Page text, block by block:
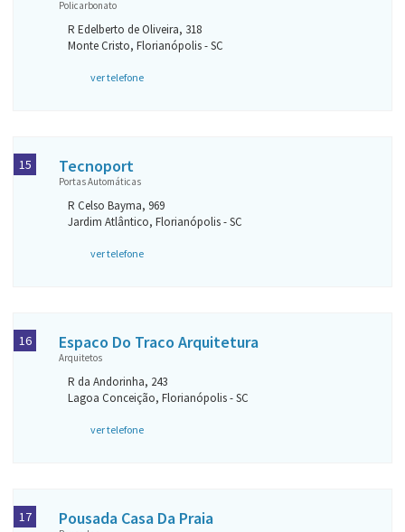
Policarbonato
R Edelberto de Oliveira, 318
Monte Cristo, Florianópolis - SC
ver telefone
Tecnoport
Portas Automáticas
R Celso Bayma, 969
Jardim Atlântico, Florianópolis - SC
ver telefone
15
Espaco Do Traco Arquitetura
Arquitetos
R da Andorinha, 243
Lagoa Conceição, Florianópolis - SC
ver telefone
16
Pousada Casa Da Praia
17